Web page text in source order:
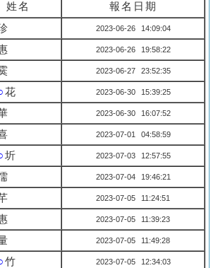
姓名 報名日期
2023-06-26 14:09:04
2023-06-26 19:58:22
2023-06-27 23:52:35
花 2023-06-30 15:39:25
2023-06-30 16:07:52
2023-07-01 04:58:59
圻 2023-07-03 12:57:55
2023-07-04 19:46:21
2023-07-05 11:24:51
2023-07-05 11:39:23
2023-07-05 11:49:28
竹 2023-07-05 12:34:03